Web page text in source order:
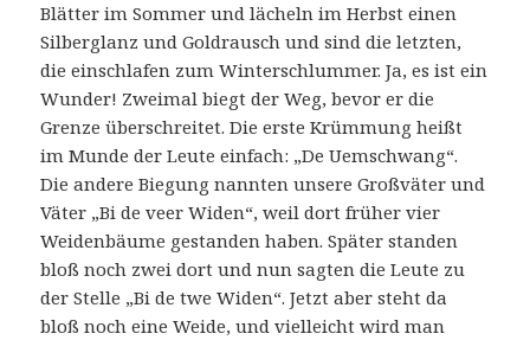
Blätter im Sommer und lächeln im Herbst einen
Silberglanz und Goldrausch und sind die letzten,
die einschlafen zum Winterschlummer. Ja, es ist ein
Wunder! Zweimal biegt der Weg, bevor er die
Grenze überschreitet. Die erste Krümmung heißt
im Munde der Leute einfach: „De Uemschwang“.
Die andere Biegung nannten unsere Großväter und
Väter „Bi de veer Widen“, weil dort früher vier
Weidenbäume gestanden haben. Später standen
bloß noch zwei dort und nun sagten die Leute zu
der Stelle „Bi de twe Widen“. Jetzt aber steht da
bloß noch eine Weide, und vielleicht wird man